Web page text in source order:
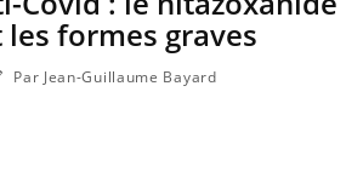
formes graves
Par Jean-Guillaume Bayard
l'apprentissage de la
lecture ?